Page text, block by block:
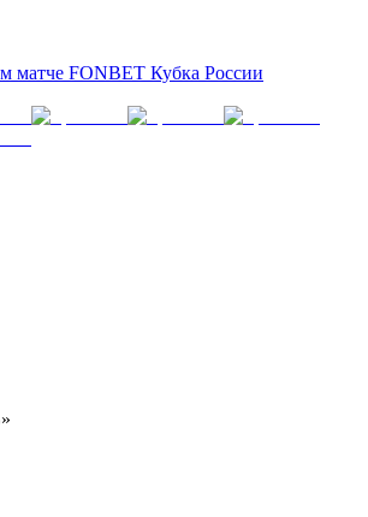
матче FONBET Кубка России